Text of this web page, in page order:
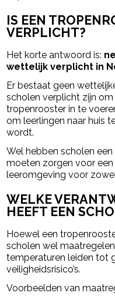
IS EEN
VERPLICHT?
Het korte antwoord is:
wettelijk verplicht in
Er bestaat geen
scholen verplicht zijn
tropenrooster in te
om leerlingen naar huis
wordt.
Wel hebben scholen
moeten zorgen voor
leeromgeving voor
WELKE
HEEFT EEN
Hoewel een
scholen wel
temperaturen leiden tot
veiligheidsrisico’s.
Voorbeelden van